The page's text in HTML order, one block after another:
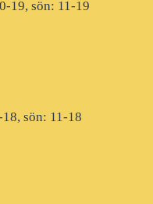
19, sön: 11-19
sön: 11-18